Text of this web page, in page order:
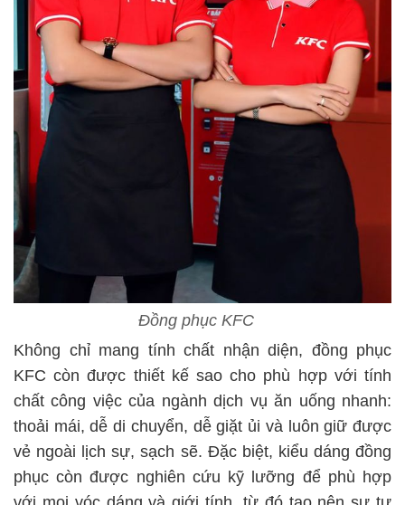
Đồng phục KFC
Không chỉ mang tính chất nhận diện, đồng phục
KFC còn được thiết kế sao cho phù hợp với tính
chất công việc của ngành dịch vụ ăn uống nhanh:
thoải mái, dễ di chuyển, dễ giặt ủi và luôn giữ được
vẻ ngoài lịch sự, sạch sẽ. Đặc biệt, kiểu dáng đồng
phục còn được nghiên cứu kỹ lưỡng để phù hợp